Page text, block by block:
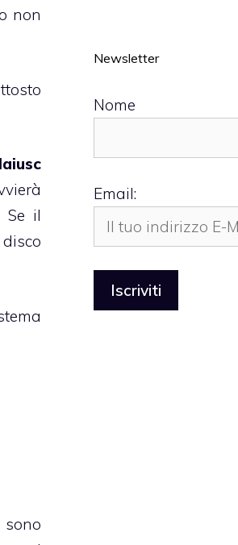
non
Se il
sono
Newsletter
Nome
Email: